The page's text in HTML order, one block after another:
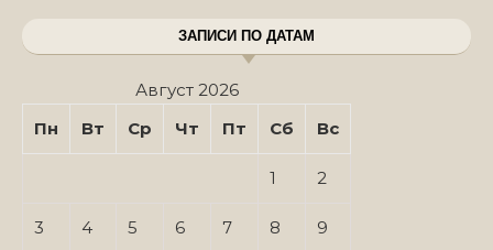
ЗАПИСИ ПО ДАТАМ
Август 2026
Пн
Вт Ср Чт Пт Сб Вс
1 2
3 4 5 6 7 8 9